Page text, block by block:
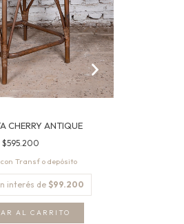
CHERRY ANTIQUE
$595.200
con
interés de $99.200